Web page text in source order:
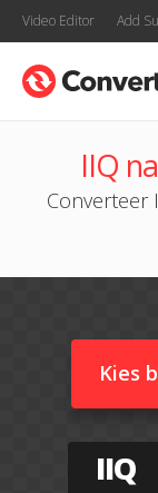
Video Editor Add
IIQ
Converteer
Kies
IIQ